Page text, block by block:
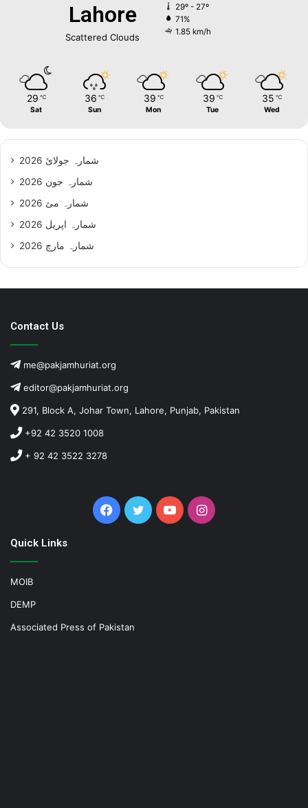
Lahore
Scattered Clouds
29º - 27º
71%
1.85 km/h
29 ℃
Sat
36 ℃
Sun
39 ℃
Mon
39 ℃
Tue
35 ℃
Wed
شمارہ جولائ 2026
شمارہ جون 2026
شمارہ مئ 2026
شمارہ اپریل 2026
شمارہ مارچ 2026
Contact Us
me@pakjamhuriat.org
editor@pakjamhuriat.org
291, Block A, Johar Town, Lahore, Punjab, Pakistan
+92 42 3520 1008
+ 92 42 3522 3278
Facebook
TwitterYouTubeInstagram
Quick Links
MOIB
DEMP
Associated Press of Pakistan